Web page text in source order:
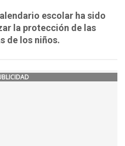
escolar ha sido
la protección de las
de los niños.